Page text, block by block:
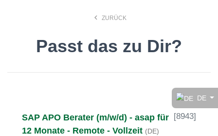
DE
Finde den Job, der Dir
search
keyboard_arrow_left ZURÜCK
Passt das zu Dir?
SAP APO Berater (m/w/d) - asap für
12 Monate - Remote - Vollzeit (DE)
[8943]